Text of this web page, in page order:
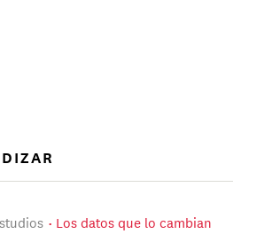
Los datos que lo cambian